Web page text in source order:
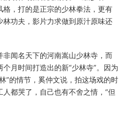
，打的是正宗的少林拳法，更有
林功夫，影片力求做到原汁原味还
闻名天下的河南嵩山少林寺，而
月时间打造出的新“少林寺”。因为
”的情节，奚仲文说，拍这场戏的时
都哭了，自己也有不舍之情，“但